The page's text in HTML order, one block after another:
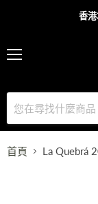
香
首頁 La Quebrá